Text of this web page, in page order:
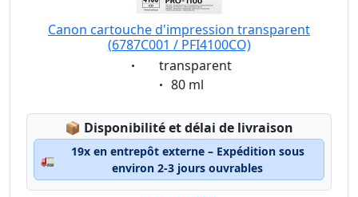
Canon cartouche d'impression transparent
(6787C001 / PFI4100CO)
Eigenschaft:
transparent
Eigenschaft:
80 ml
📦 Lagerstatus:
Disponibilité et délai de livraison
🚛
19x en entrepôt externe – Expédition sous
environ 2-3 jours ouvrables